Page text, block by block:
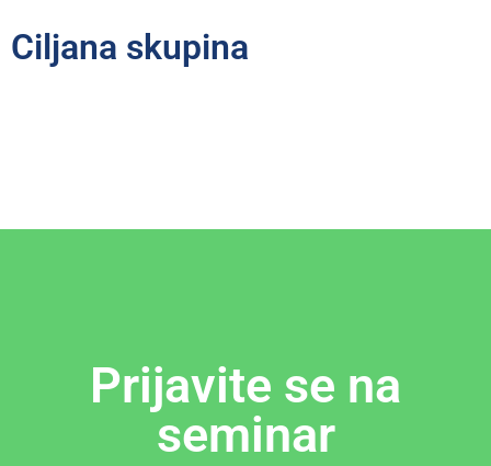
Ciljana skupina
Prijavite se na
seminar